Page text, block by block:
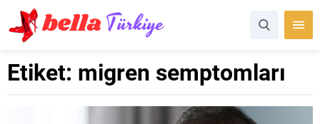
Etiket: migren semptomları